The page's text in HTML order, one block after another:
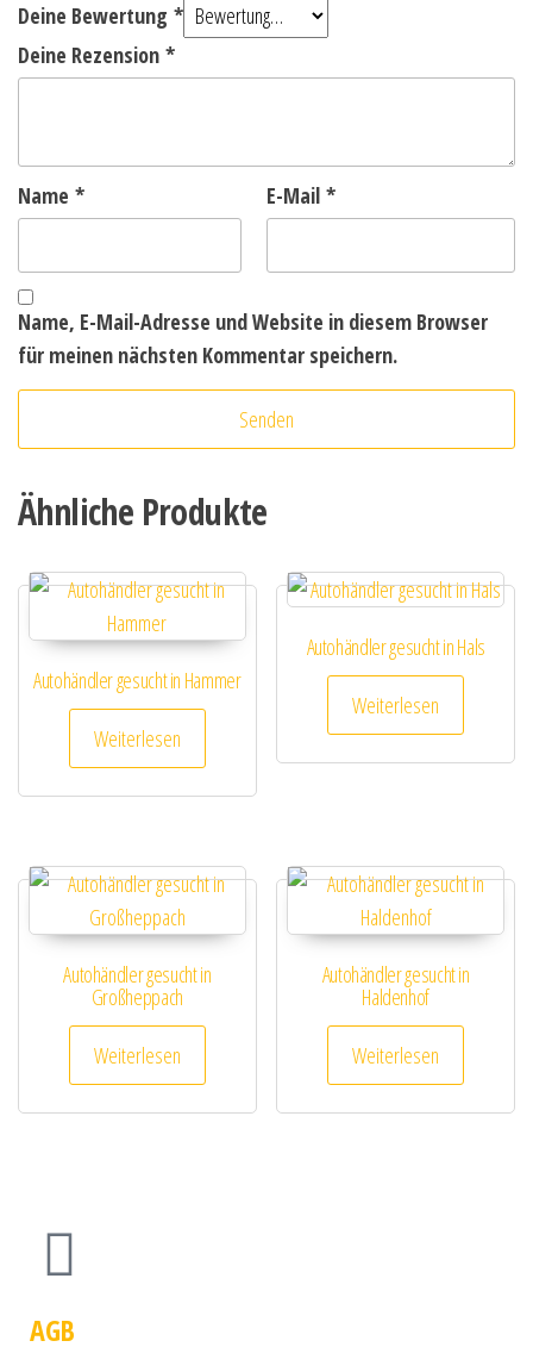
Deine Bewertung *
Deine Rezension *
Name * E-Mail *
Name, E-Mail-Adresse und Website in diesem Browser
für meinen nächsten Kommentar speichern.
Ähnliche Produkte
Autohändler gesucht in Hammer
Weiterlesen
Autohändler gesucht in Hals
Weiterlesen
Autohändler gesucht in
Großheppach
Weiterlesen
Autohändler gesucht in
Haldenhof
Weiterlesen
AGB